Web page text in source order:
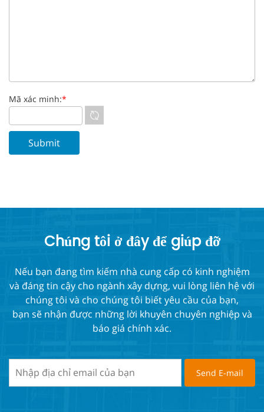
Mã xác minh:*
Chúng tôi ở đây để giúp đỡ
Nếu bạn đang tìm kiếm nhà cung cấp có kinh nghiệm
và đáng tin cậy cho ngành xây dựng, vui lòng liên hệ với
chúng tôi và cho chúng tôi biết yêu cầu của bạn,
bạn sẽ nhận được những lời khuyên chuyên nghiệp và
báo giá chính xác.